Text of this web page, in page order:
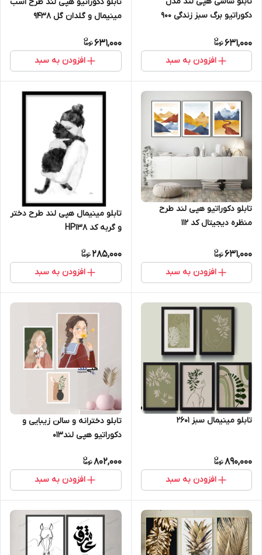
دکوراتیو برگ سبز زندگی 900
631,000
افزودن به سبد
تابلو دکوراتیو هپی لند طرح اسب
مینیمال و گلدان گل 9438
631,000
افزودن به سبد
تابلو دکوراتیو هپی لند طرح
منظره دیجیتال کد 112
631,000
افزودن به سبد
تابلو مینیمال هپی لند طرح دختر
و گربه کد HP138
285,000
افزودن به سبد
تابلو مینیمال سبز 2601
890,000
افزودن به سبد
تابلو دخترانه و سالن زیبایی و
دکوراتیو هپی لند013
802,000
افزودن به سبد